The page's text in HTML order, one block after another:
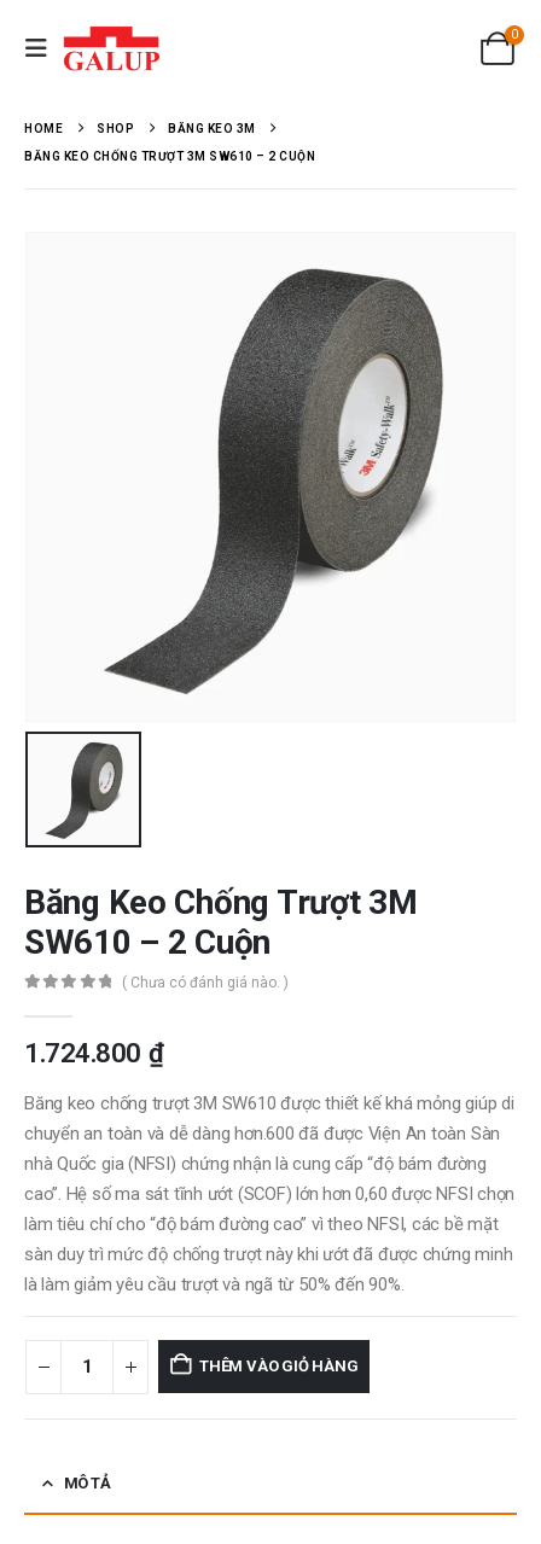
0
HOME SHOP BĂNG KEO 3M
BĂNG KEO CHỐNG TRƯỢT 3M SW610 – 2 CUỘN
Băng Keo Chống Trượt 3M
SW610 – 2 Cuộn
( Chưa có đánh giá nào. )
1.724.800 ₫
Băng keo chống trượt 3M SW610 được thiết kế khá mỏng giúp di
chuyển an toàn và dễ dàng hơn.600 đã được Viện An toàn Sàn
nhà Quốc gia (NFSI) chứng nhận là cung cấp “độ bám đường
cao”. Hệ số ma sát tĩnh ướt (SCOF) lớn hơn 0,60 được NFSI chọn
làm tiêu chí cho “độ bám đường cao” vì theo NFSI, các bề mặt
sàn duy trì mức độ chống trượt này khi ướt đã được chứng minh
là làm giảm yêu cầu trượt và ngã từ 50% đến 90%.
THÊM VÀO GIỎ HÀNG
MÔ TẢ